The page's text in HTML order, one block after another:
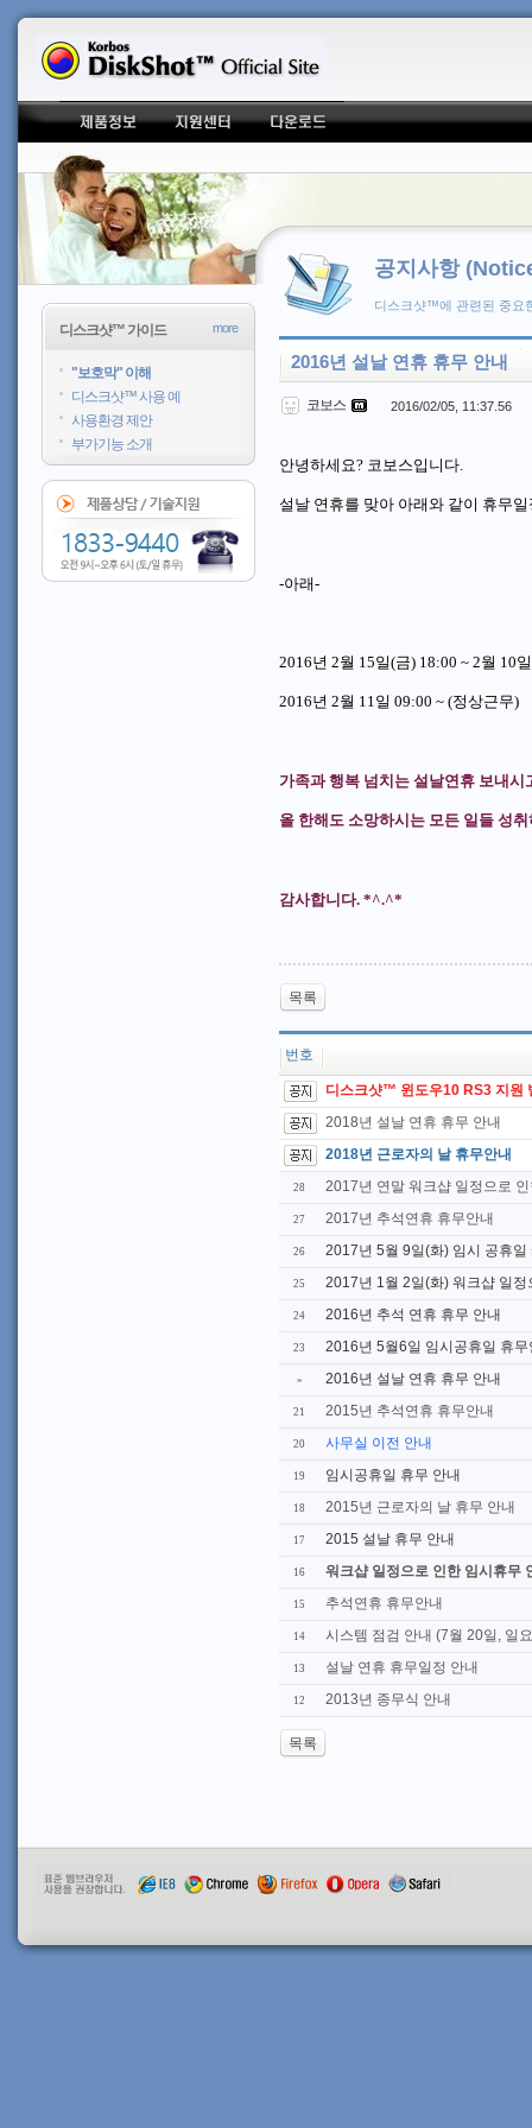
more
디스크샷™ 가이드
"보호막" 이해
디스크샷™ 사용 예
사용환경 제안
부가기능 소개
공지사항
디스크샷™에 관련된 중요
2016년 설날 연휴 휴무 안내
코보스 2016/02/05, 11:37.56
안녕하세요? 코보스입니다.
설날 연휴를 맞아 아래와 같이 휴무
-아래-
2016년 2월 15일(금) 18:00 ~ 2월 10
2016년 2월 11 일 09:00 ~ (정상근무)
가족과 행복 넘치는 설날연휴 보내시
올 한해도 소망하시는 모든 일들 성
감사합니다. *^.^*
목록
번호
디스크샷™ 윈도우10 RS3 지원
2018년 설날 연휴 휴무 안내
2018년 근로자의 날 휴무안내
28 2017년 연말 워크샵 일정으로
27 2017년 추석연휴 휴무안내
26 2017년 5월 9일(화) 임시 공휴일
25 2017년 1월 2일(화) 워크샵 일정
24 2016년 추석 연휴 휴무 안내
23 2016년 5월6일 임시공휴일 휴무
» 2016년 설날 연휴 휴무 안내
21 2015년 추석연휴 휴무안내
20 사무실 이전 안내
19 임시공휴일 휴무 안내
18 2015년 근로자의 날 휴무 안내
17 2015 설날 휴무 안내
16 워크샵 일정으로 인한 임시휴무
15 추석연휴 휴무안내
14 시스템 점검 안내 (7월 20일, 일
13 설날 연휴 휴무일정 안내
12 2013년 종무식 안내
목록